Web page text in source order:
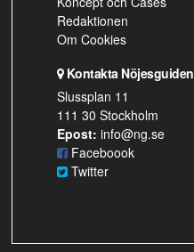
Redaktionen
Om Cookies
Kontakta Nöjesguiden
Slussplan 11
111 30 Stockholm
Epost: info@ng.se
Faceboook
Twitter